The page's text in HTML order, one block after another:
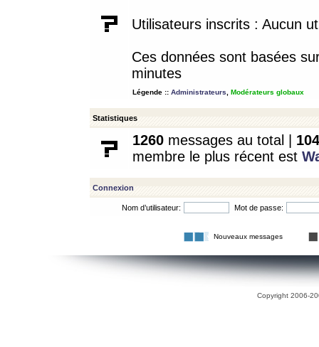
Utilisateurs inscrits : Aucun
Ces données sont basées
minutes
Légende :: Administrateurs Modérateurs globaux
Statistiques
1260 messages au total | 104
membre le plus récent est
Connexion
Nom d’utilisateur: Mot de passe:
Nouveaux messages
Copyright 2006-